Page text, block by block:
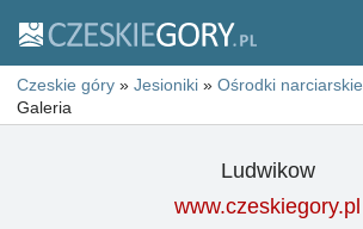
Czeskie góry » Jesioniki » Ośrodki narciarskie
Galeria
Ludwikow
www.czeskiegory.pl